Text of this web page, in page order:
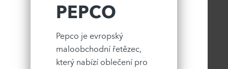
PEPCO
Pepco je evropský
maloobchodní řetězec,
který nabízí oblečení pro